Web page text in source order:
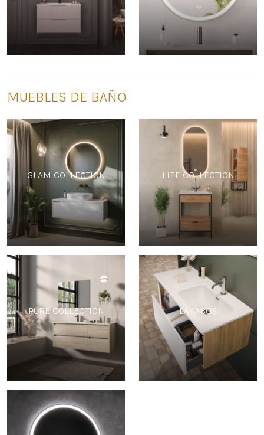
MUEBLES DE BAÑO
GLAM COLLECTION LIFE COLLECTION
PURE COLLECTION LAVABOS